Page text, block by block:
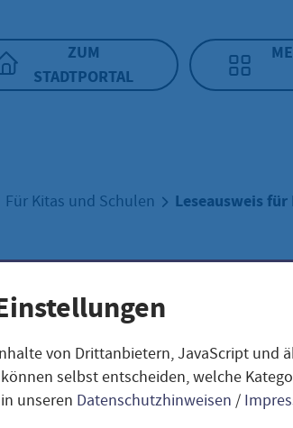
ZUM
STADTPORTAL
Für Kitas und Schulen Leseausweis
für
von Drittanbietern, JavaScript und
selbst entscheiden, welche
unseren Datenschutzhinweisen /